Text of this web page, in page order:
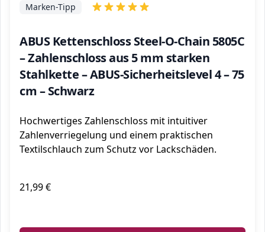
ABUS Kettenschloss Steel-O-Chain 5805C
– Zahlenschloss aus 5 mm starken
Stahlkette – ABUS-Sicherheitslevel 4 – 75
cm – Schwarz
Marken-Tipp
Hochwertiges Zahlenschloss mit intuitiver
Zahlenverriegelung und einem praktischen
Textilschlauch zum Schutz vor Lackschäden.
21,99 €